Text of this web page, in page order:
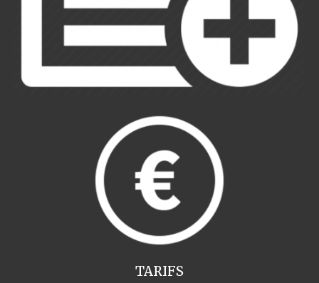
TARIFS